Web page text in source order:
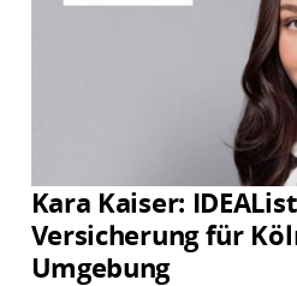
Kara Kaiser:
Versicherung für
Umgebung